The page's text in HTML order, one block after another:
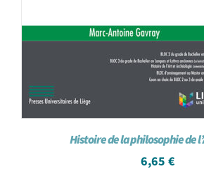
Histoire de la philosophie de
6,65 €